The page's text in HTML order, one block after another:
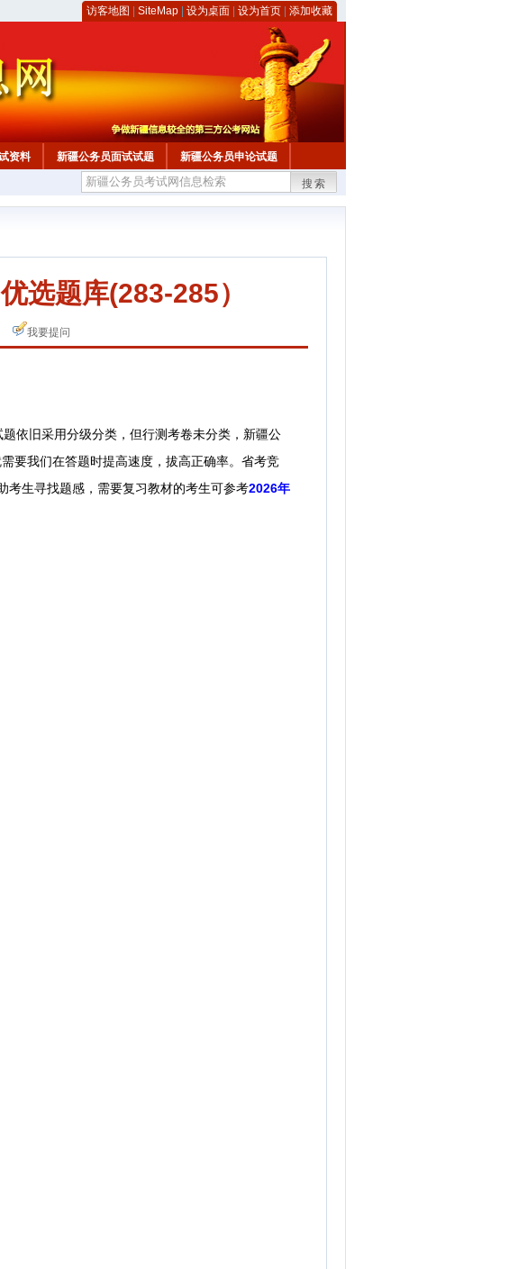
访客地图 SiteMap 设为桌面 设为首页 添加收藏
资料 新疆公务员面试试题 新疆公务员申论试题
搜索
选题库(283-285）
我要提问
依旧采用分级分类， 但行测考卷未分类 ，新疆公
要我们在答题时提高速度，拔高正确率。 省考竞
考生寻找题感， 需要复习教材的考生可参考2026年